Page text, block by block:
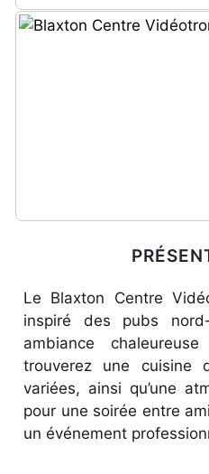
Le Blaxton Centre
inspiré des pubs
ambiance
trouverez une cuisine
variées, ainsi qu’une
pour une soirée entre
un événement